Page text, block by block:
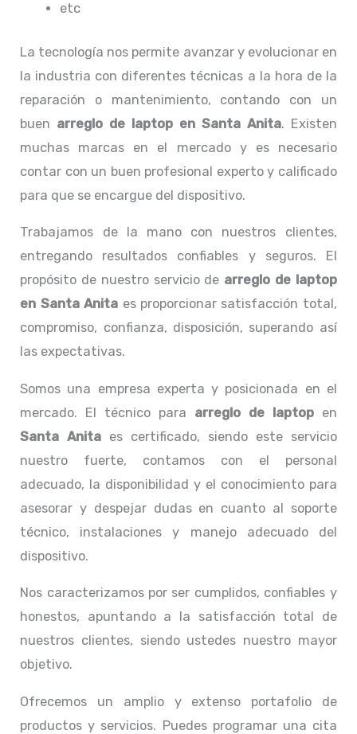
etc
La tecnología nos permite avanzar y evolucionar en
la industria con diferentes técnicas a la hora de la
reparación o mantenimiento, contando con un
buen arreglo de laptop en Santa Anita. Existen
muchas marcas en el mercado y es necesario
contar con un buen profesional experto y calificado
para que se encargue del dispositivo.
Trabajamos de la mano con nuestros clientes,
entregando resultados confiables y seguros. El
propósito de nuestro servicio de arreglo de laptop
en Santa Anita es proporcionar satisfacción total,
compromiso, confianza, disposición, superando así
las expectativas.
Somos una empresa experta y posicionada en el
mercado. El técnico para arreglo de laptop en
Santa Anita es certificado, siendo este servicio
nuestro fuerte, contamos con el personal
adecuado, la disponibilidad y el conocimiento para
asesorar y despejar dudas en cuanto al soporte
técnico, instalaciones y manejo adecuado del
dispositivo.
Nos caracterizamos por ser cumplidos, confiables y
honestos, apuntando a la satisfacción total de
nuestros clientes, siendo ustedes nuestro mayor
objetivo.
Ofrecemos un amplio y extenso portafolio de
productos y servicios. Puedes programar una cita